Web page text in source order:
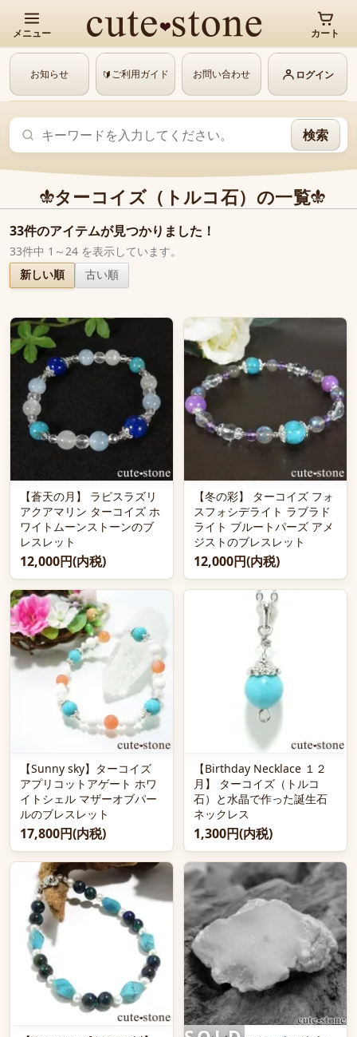
メニュー カート
お知らせ 🔰ご利用ガイド お問い合わせ ログイン
検索
ターコイズ（トルコ石）の一覧
33件のアイテムが見つかりました！
33件中 1～24 を表示しています。
新しい順
古い順
【蒼天の月】 ラピスラズリ
アクアマリン ターコイズ ホ
ワイトムーンストーンのブ
レスレット
12,000円(内税)
【冬の彩】 ターコイズ フォ
スフォシデライト ラブラド
ライト ブルートパーズ アメ
ジストのブレスレット
12,000円(内税)
【Sunny sky】ターコイズ
アプリコットアゲート ホワ
イトシェル マザーオブパー
ルのブレスレット
17,800円(内税)
【Birthday Necklace １２
月】 ターコイズ（トルコ
石）と水晶で作った誕生石
ネックレス
1,300円(内税)